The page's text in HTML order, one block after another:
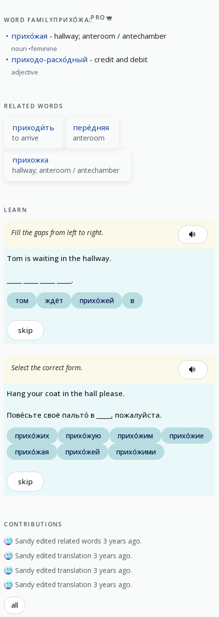
WORD FAMILYПРИХО́ЖАЯPRO
прихо́жая hallway; anteroom / antechamber
noun feminine
приходо-расхо́дный credit and debit
adjective
RELATED WORDS
приходи́ть
to arrive
пере́дняя
anteroom
прихожка
hallway; anteroom / antechamber
LEARN
Fill the gaps from left to right.
Tom is waiting in the hallway.
_____ _____ _____ _____.
том ждёт прихо́жей в
skip
Select the correct form.
Hang your coat in the hall please.
Пове́сьте своё пальто́ в _____, пожалуйста.
прихо́жих прихо́жую прихо́жим
прихо́жие
прихо́жая
прихо́жей прихо́жими
skip
CONTRIBUTIONS
Sandy edited related words 3 years ago.
Sandy edited translation 3 years ago.
Sandy edited translation 3 years ago.
Sandy edited translation 3 years ago.
all